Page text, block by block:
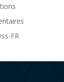
FR